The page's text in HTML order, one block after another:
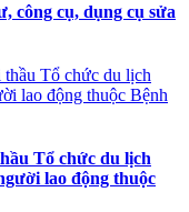
công cụ, dụng cụ sửa
Tổ chức du lịch
lao động thuộc